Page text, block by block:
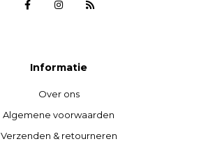
Informatie
Over ons
Algemene voorwaarden
Verzenden & retourneren